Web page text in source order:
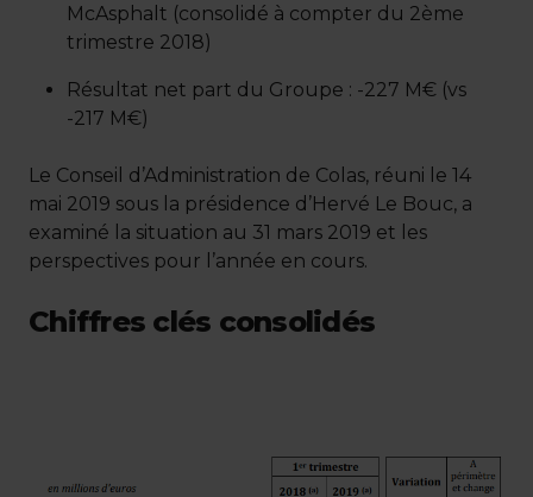
McAsphalt (consolidé à compter du 2ème
trimestre 2018)
Résultat net part du Groupe : -227 M€ (vs
-217 M€)
Le Conseil d’Administration de Colas, réuni le 14
mai 2019 sous la présidence d’Hervé Le Bouc, a
examiné la situation au 31 mars 2019 et les
perspectives pour l’année en cours.
Chiffres clés consolidés